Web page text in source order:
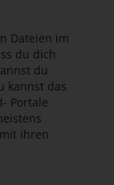
Dateien im
du dich
du
kannst das
Portale
ihren